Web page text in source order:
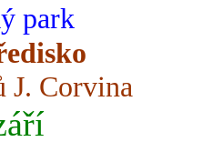
park
J. Corvina